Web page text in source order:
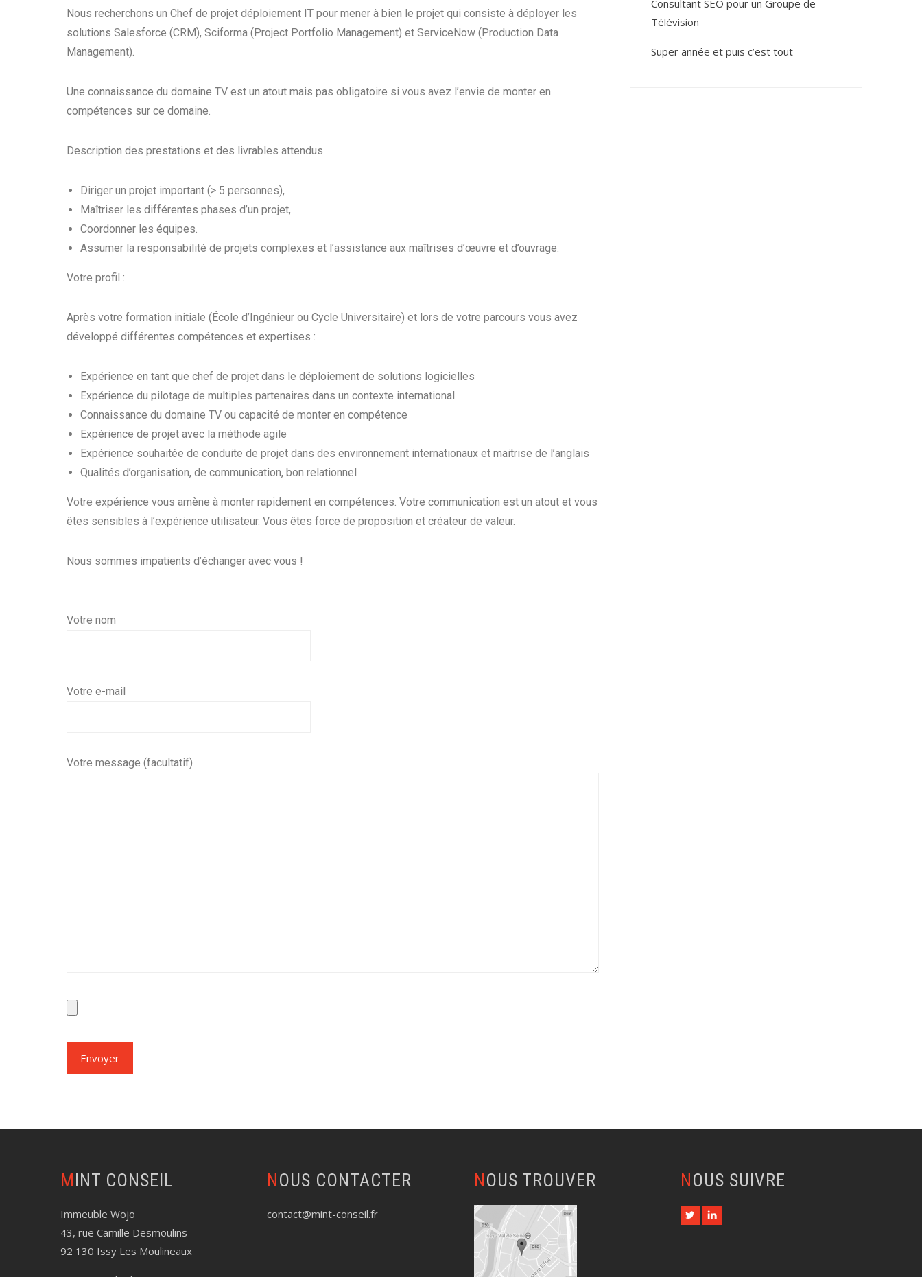
Nous recherchons un Chef de projet déploiement IT pour mener à bien le projet qui consiste à déployer les
solutions Salesforce (CRM), Sciforma (Project Portfolio Management) et ServiceNow (Production Data
Management).
Une connaissance du domaine TV est un atout mais pas obligatoire si vous avez l’envie de monter en
compétences sur ce domaine.
Description des prestations et des livrables attendus
Diriger un projet important (> 5 personnes),
Maîtriser les différentes phases d’un projet,
Coordonner les équipes.
Assumer la responsabilité de projets complexes et l’assistance aux maîtrises d’œuvre et d’ouvrage.
Votre profil :
Après votre formation initiale (École d’Ingénieur ou Cycle Universitaire) et lors de votre parcours vous avez
développé différentes compétences et expertises :
Expérience en tant que chef de projet dans le déploiement de solutions logicielles
Expérience du pilotage de multiples partenaires dans un contexte international
Connaissance du domaine TV ou capacité de monter en compétence
Expérience de projet avec la méthode agile
Expérience souhaitée de conduite de projet dans des environnement internationaux et maitrise de l’anglais
Qualités d’organisation, de communication, bon relationnel
Votre expérience vous amène à monter rapidement en compétences. Votre communication est un atout et vous
êtes sensibles à l’expérience utilisateur. Vous êtes force de proposition et créateur de valeur.
Nous sommes impatients d’échanger avec vous !
Votre nom
Votre e-mail
Votre message (facultatif)
Consultant SEO pour un Groupe de
Télévision
Super année et puis c’est tout
MINT CONSEIL
Immeuble Wojo
43, rue Camille Desmoulins
92 130 Issy Les Moulineaux
NOUS CONTACTER
contact@mint-conseil.fr
NOUS TROUVER NOUS SUIVRE